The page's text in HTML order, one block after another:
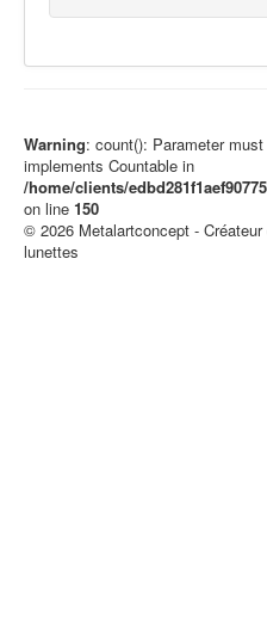
Warning: count(): Parameter
implements Countable in
/home/clients/
on line 150
© 2026 Metalartconcept -
lunettes